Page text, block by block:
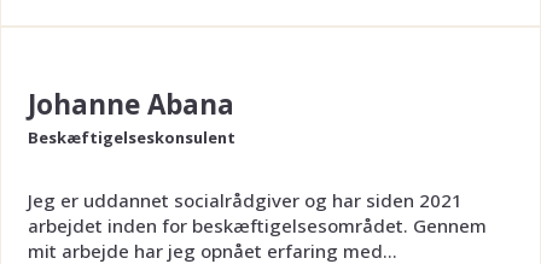
Johanne Abana
Beskæftigelseskonsulent
Jeg er uddannet socialrådgiver og har siden 2021
arbejdet inden for beskæftigelsesområdet. Gennem
mit arbejde har jeg opnået erfaring med...